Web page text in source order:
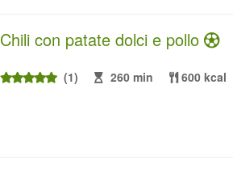
Chili con patate dolci e pollo
(1) 260 min 600 kcal